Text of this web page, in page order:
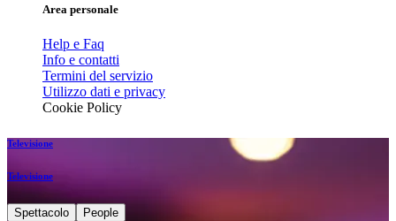
Area personale
Help e Faq
Info e contatti
Termini del servizio
Utilizzo dati e privacy
Cookie Policy
Televisione
Televisione
Spettacolo People